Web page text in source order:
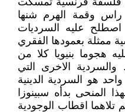
راس وقمة الهرم شنها
اصطلح عليه السرديات
ممثلة بعمودها الفقري
هجوما بنيويا كلا من
الاخرى التي
واحد هو السردية الدينية
المنحى بدأه سبينوزا
اقطاب الوجودية